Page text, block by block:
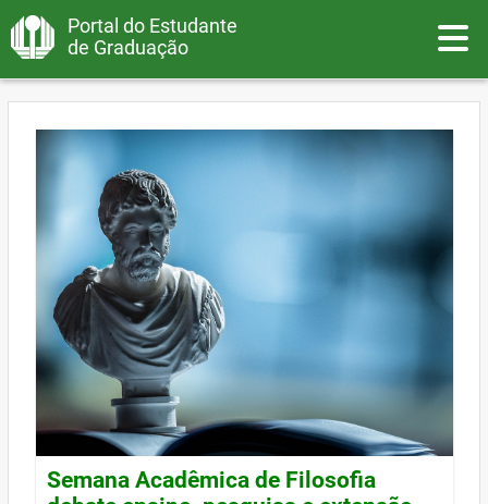
Portal do Estudante
de Graduação
Semana Acadêmica de Filosofia